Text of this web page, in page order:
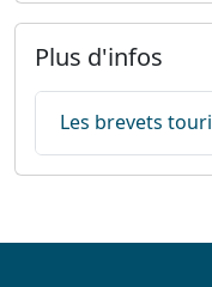
Plus d'infos
Les brevets